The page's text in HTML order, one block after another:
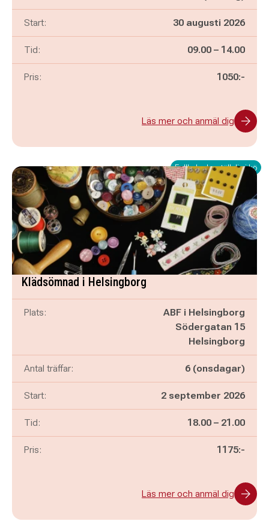
Start: 30 augusti 2026
Tid: Pågår mellan
09.00 – och
14.00
Pris: 1050:-
Läs mer och anmäl dig
Fullbokad – ställ dig i kö
Klädsömnad i Helsingborg
Plats:
ABF i Helsingborg
Södergatan 15
Helsingborg
Antal träffar: 6 (onsdagar)
Start: 2 september 2026
Tid: Pågår mellan
18.00 – och
21.00
Pris: 1175:-
Läs mer och anmäl dig